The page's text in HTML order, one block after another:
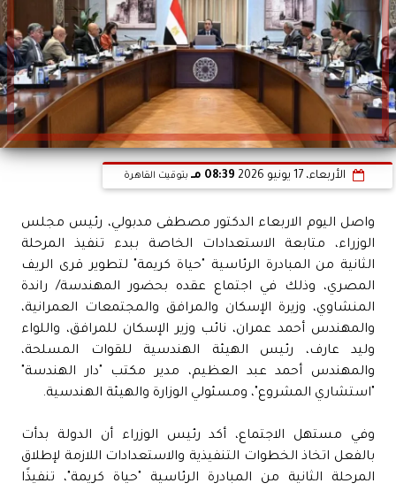
الأربعاء، 17 يونيو 2026 08:39 مـ بتوقيت القاهرة
واصل اليوم الاربعاء الدكتور مصطفى مدبولي، رئيس مجلس
الوزراء، متابعة الاستعدادات الخاصة ببدء تنفيذ المرحلة
الثانية من المبادرة الرئاسية "حياة كريمة" لتطوير قرى الريف
المصري، وذلك في اجتماع عقده بحضور المهندسة/ راندة
المنشاوي، وزيرة الإسكان والمرافق والمجتمعات العمرانية،
والمهندس أحمد عمران، نائب وزير الإسكان للمرافق، واللواء
وليد عارف، رئيس الهيئة الهندسية للقوات المسلحة،
والمهندس أحمد عبد العظيم، مدير مكتب "دار الهندسة"
"استشاري المشروع"، ومسئولي الوزارة والهيئة الهندسية.
وفي مستهل الاجتماع، أكد رئيس الوزراء أن الدولة بدأت
بالفعل اتخاذ الخطوات التنفيذية والاستعدادات اللازمة لإطلاق
المرحلة الثانية من المبادرة الرئاسية "حياة كريمة"، تنفيذًا